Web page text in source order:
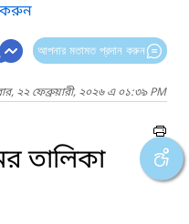
করুন
আপনার মতামত প্রদান করুন
২২ ফেব্রুয়ারী, ২০২৬ এ ০১:৩৯ PM
তালিকা